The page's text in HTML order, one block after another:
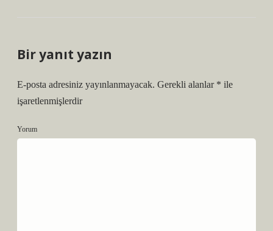
Bir yanıt yazın
E-posta adresiniz yayınlanmayacak. Gerekli alanlar * ile
işaretlenmişlerdir
Yorum